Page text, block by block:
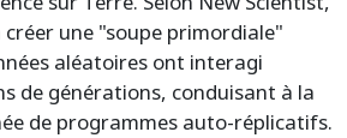
une "soupe primordiale"
aléatoires ont interagi
de générations, conduisant à la
de programmes auto-réplicatifs.